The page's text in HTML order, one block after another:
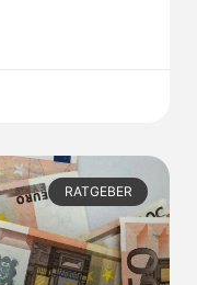
RATGEBER